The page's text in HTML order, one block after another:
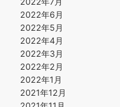
2022年6月
2022年5月
2022年4月
2022年3月
2022年2月
2022年1月
2021年12月